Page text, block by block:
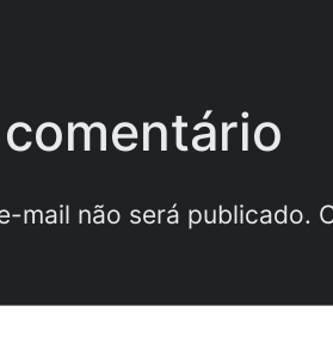
mail não será publicado.